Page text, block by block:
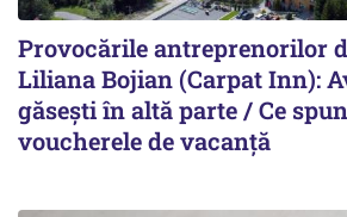
Provocările antreprenorilor
Liliana Bojian (Carpat Inn):
găsești în altă parte / Ce
voucherele de vacanță